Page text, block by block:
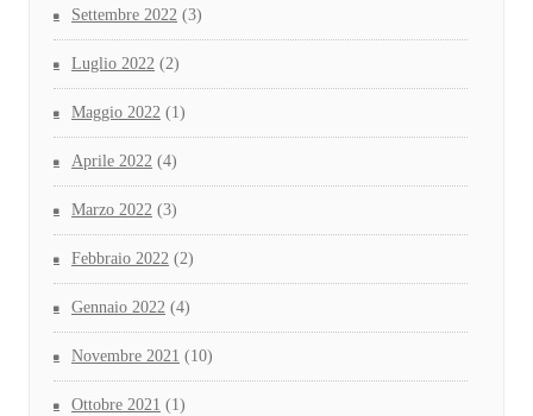
Settembre 2022 (3)
Luglio 2022 (2)
Maggio 2022 (1)
Aprile 2022 (4)
Marzo 2022 (3)
Febbraio 2022 (2)
Gennaio 2022 (4)
Novembre 2021 (10)
Ottobre 2021 (1)